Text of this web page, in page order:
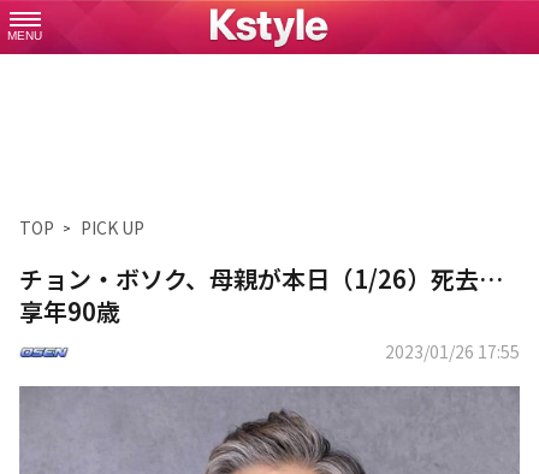
MENU
TOP PICK UP
チョン・ボソク、母親が本日（1/26）死去…
享年90歳
2023/01/26 17:55